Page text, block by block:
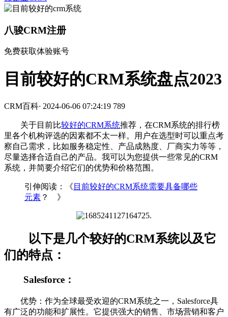
八骏CRM注册
免费获取体验账号
目前较好的CRM系统盘点2023
CRM百科· 2024-06-06 07:24:19 789
关于目前比较好的CRM系统推荐，在CRM系统的排行榜
里各个机构评选的因素都不太一样。用户在选型时可以重点考
察自己需求，比如服务稳定性、产品成熟度、厂商实力等等，
尽量选择合适自己的产品。我可以为您提供一些常见的CRM
系统，并简要介绍它们的优势和价格范围。
引伸阅读：《 目前较好的CRM系统需要具备哪些
元素 ？ 》
以下是几个较好的CRM系统以及它
们的特点：
Salesforce：
优势：作为全球最受欢迎的CRM系统之一，Salesforce具
有广泛的功能和扩展性。它提供强大的销售、市场营销和客户